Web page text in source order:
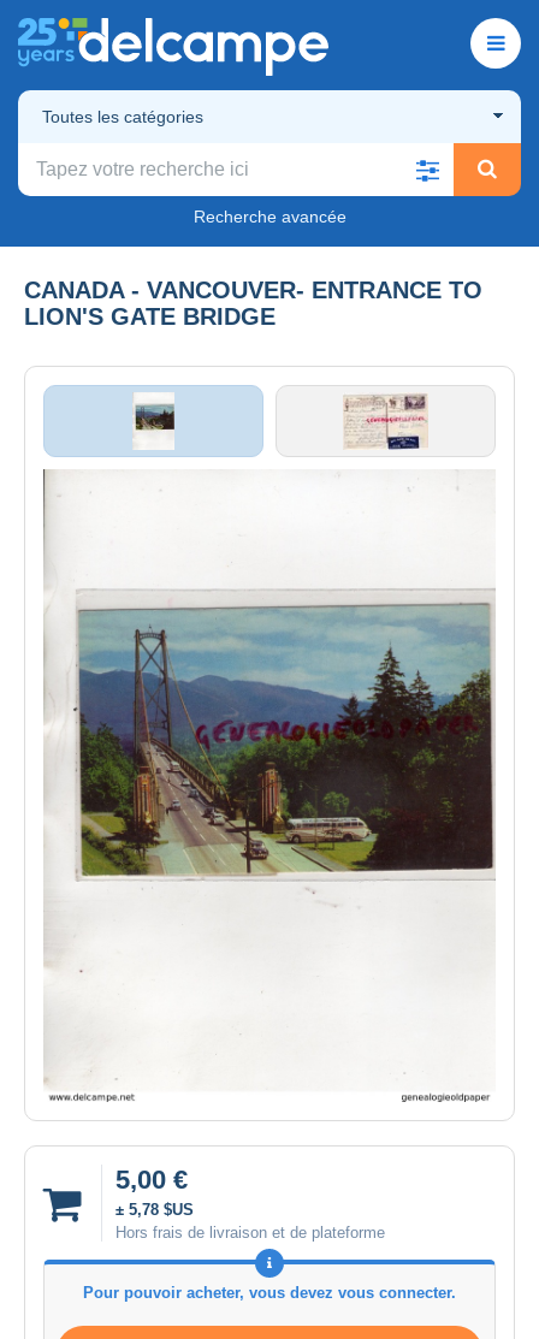
Toutes les catégories
Recherche avancée
CANADA - VANCOUVER- ENTRANCE TO
LION'S GATE BRIDGE
5,00 €
± 5,78 $US
Hors frais de livraison et de plateforme
Pour pouvoir acheter, vous devez vous connecter.